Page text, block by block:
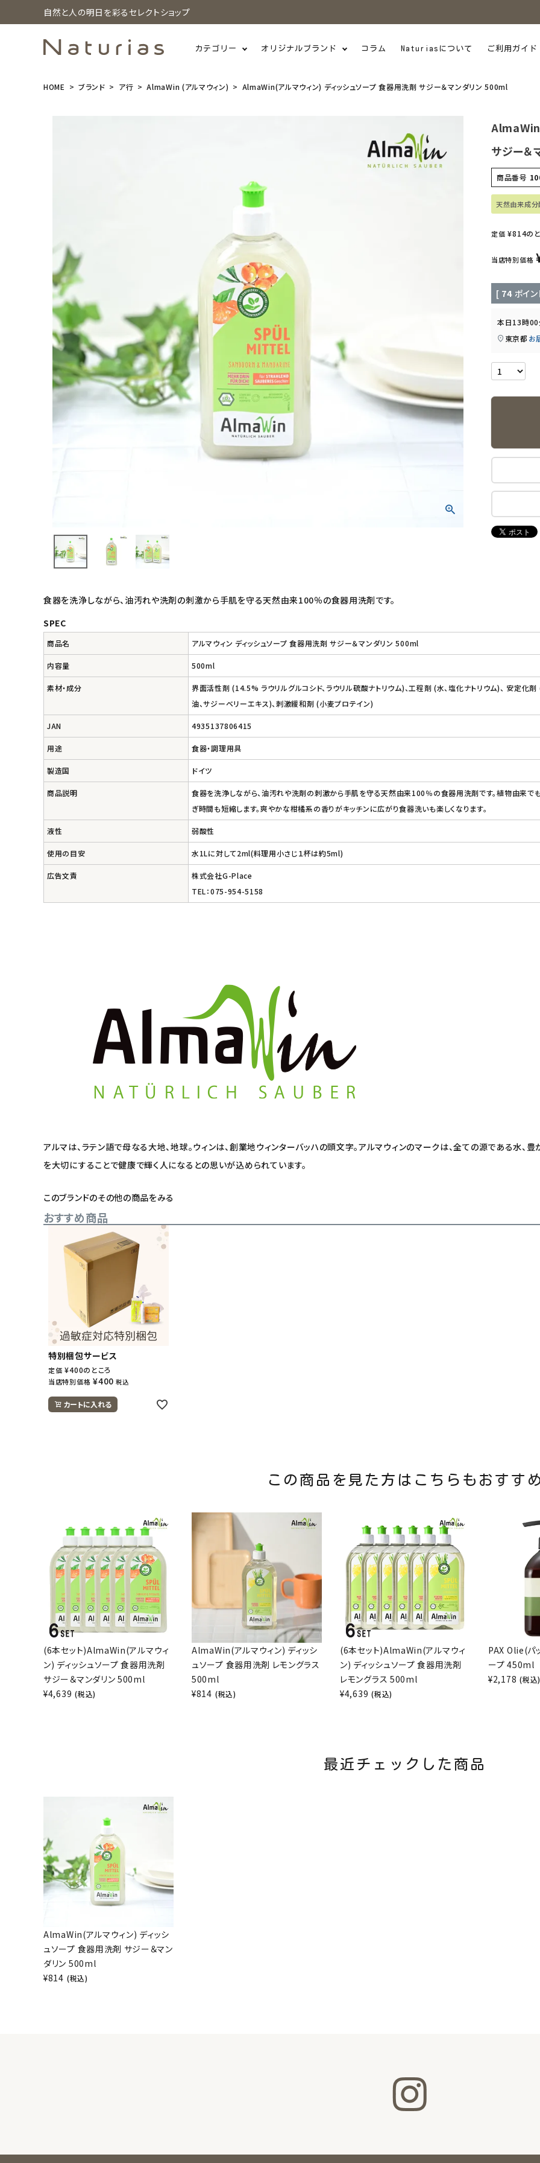
自然と人の明日を彩るセレクトショップ
カテゴリー オリジナルブランド コラム Naturiasについて ご利用ガイド
器用洗剤 サ
ジー＆マンダ
リン 500ml
(税込)
インナー・下着・ナイトウェア
キッズ・ベビー・マタニティ
キッチン用品
フード・ドリンク
オリジナルブランド
ナチュラムーン
エコメイト
ナチュラプラス
アルマウィン
HOME ブランド ア行 AlmaWin (アルマウィン) AlmaWin(アルマウィン) ディッシュソープ 食器用洗剤 サジー＆マンダリン 500ml
サジー＆
商品番号
天然由来成分
定価 ¥814の
当店特別価格
[ 74 ポイ
本日13時
東京都 お
食器を洗浄しながら、油汚れや洗剤の刺激から手肌を守る天然由来100％の食器用洗剤です。
SPEC
商品名 アルマウィン ディッシュソープ 食器用洗剤 サジー＆マンダリン 500ml
内容量 500ml
素材・成分
界面活性剤 (14.5% ラウリルグルコシド、ラウリル硫酸ナトリウム)、工程剤 (水、塩化ナトリウム)、 安定化
油、サジーベリーエキス)、刺激緩和剤 (小麦プロテイン)
JAN 4935137806415
用途 食器・調理用具
製造国 ドイツ
商品説明
食器を洗浄しながら、油汚れや洗剤の刺激から手肌を守る天然由来100％の食器用洗剤です。植物由来で
ぎ時間も短縮します。爽やかな柑橘系の香りがキッチンに広がり食器洗いも楽しくなります。
液性 弱酸性
使用の目安 水1Lに対して2ml(料理用小さじ１杯は約5ml)
広告文責
株式会社G-Place
TEL：075-954-5158
アルマは、ラテン語で母なる大地、地球。ウィンは、創業地ウィンターバッハの頭文字。アルマウィンのマークは、全ての源である水
を大切にすることで健康で輝く人になるとの思いが込められています。
このブランドのその他の商品をみる
おすすめ商品
特別梱包サービス
定価 ¥400のところ
当店特別価格 ¥400 税込
カートに入れる
この商品を見た方はこちらもおすす
(6本セット)AlmaWin(アルマウィ
ン) ディッシュソープ 食器用洗剤
サジー＆マンダリン 500ml
¥4,639 (税込)
AlmaWin(アルマウィン) ディッシ
ュソープ 食器用洗剤 レモングラス
500ml
¥814 (税込)
(6本セット)AlmaWin(アルマウィ
ン) ディッシュソープ 食器用洗剤
レモングラス 500ml
¥4,639 (税込)
PAX Olie(パ
ープ 450ml
¥2,178 (税込
最近チェックした商品
AlmaWin(アルマウィン) ディッシ
ュソープ 食器用洗剤 サジー＆マン
ダリン 500ml
¥814 (税込)